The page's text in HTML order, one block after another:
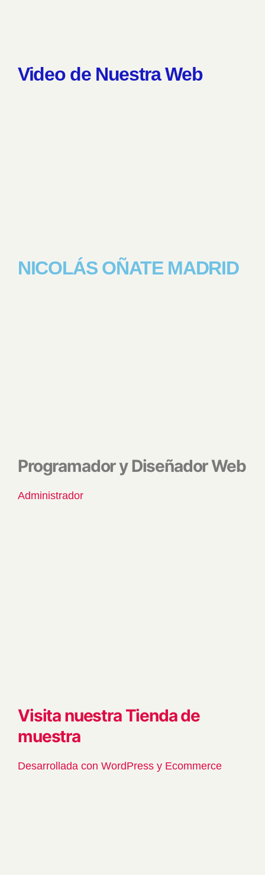
Video de Nuestra Web
NICOLÁS OÑATE MADRID
Programador y Diseñador Web
Administrador
Visita nuestra Tienda de
muestra
Desarrollada con WordPress y Ecommerce